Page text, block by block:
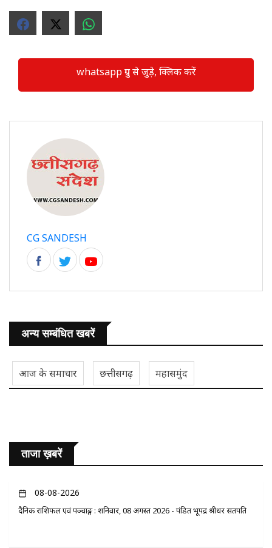
whatsapp ग्रुप से जुड़े, क्लिक करें
CG SANDESH
अन्य सम्बंधित खबरें
आज के समाचार छत्तीसगढ़ महासमुंद
ताजा ख़बरें
08-08-2026
दैनिक राशिफल एवं पञ्चाङ्ग : शनिवार, 08 अगस्त 2026 - पंडित भूपेंद्र श्रीधर सतपति